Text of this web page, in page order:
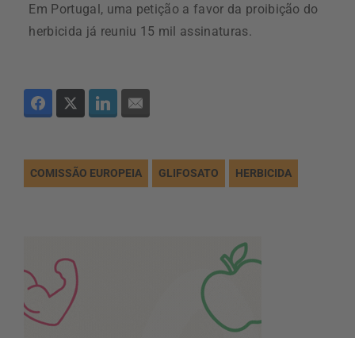
Em Portugal, uma petição a favor da proibição do
herbicida já reuniu 15 mil assinaturas.
COMISSÃO EUROPEIA GLIFOSATO HERBICIDA